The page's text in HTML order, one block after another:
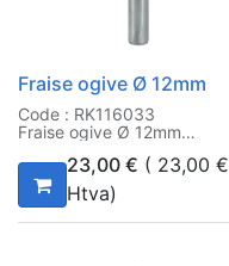
Fraise ogive Ø 12mm
Code : RK116033
Fraise ogive Ø 12mm
23,00 € ( 23,00 €
Htva)